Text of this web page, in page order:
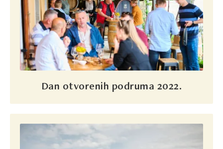
Dan otvorenih podruma 2022.